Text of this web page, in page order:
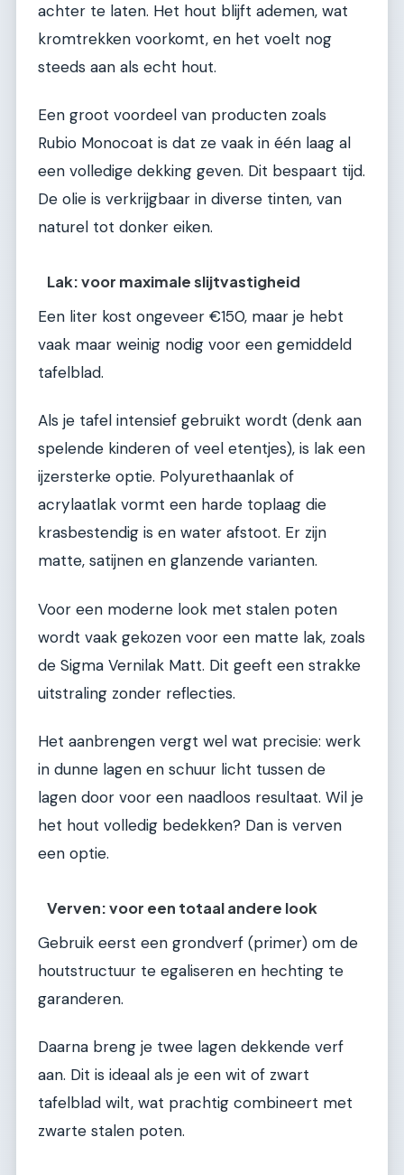
achter te laten. Het hout blijft ademen, wat
kromtrekken voorkomt, en het voelt nog
steeds aan als echt hout.
Een groot voordeel van producten zoals
Rubio Monocoat is dat ze vaak in één laag al
een volledige dekking geven. Dit bespaart tijd.
De olie is verkrijgbaar in diverse tinten, van
naturel tot donker eiken.
Lak: voor maximale slijtvastigheid
Een liter kost ongeveer €150, maar je hebt
vaak maar weinig nodig voor een gemiddeld
tafelblad.
Als je tafel intensief gebruikt wordt (denk aan
spelende kinderen of veel etentjes), is lak een
ijzersterke optie. Polyurethaanlak of
acrylaatlak vormt een harde toplaag die
krasbestendig is en water afstoot. Er zijn
matte, satijnen en glanzende varianten.
Voor een moderne look met stalen poten
wordt vaak gekozen voor een matte lak, zoals
de Sigma Vernilak Matt. Dit geeft een strakke
uitstraling zonder reflecties.
Het aanbrengen vergt wel wat precisie: werk
in dunne lagen en schuur licht tussen de
lagen door voor een naadloos resultaat. Wil je
het hout volledig bedekken? Dan is verven
een optie.
Verven: voor een totaal andere look
Gebruik eerst een grondverf (primer) om de
houtstructuur te egaliseren en hechting te
garanderen.
Daarna breng je twee lagen dekkende verf
aan. Dit is ideaal als je een wit of zwart
tafelblad wilt, wat prachtig combineert met
zwarte stalen poten.